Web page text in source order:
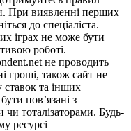
При виявленні перших
до спеціаліста.
іграх не може бути
роботі.
не проводить
гроші, також сайт не
ставок та інших
пов’язані з
тоталізаторами. Будь-
ресурсі